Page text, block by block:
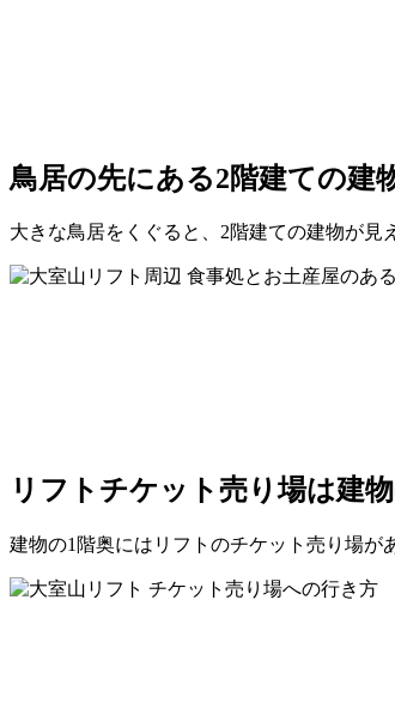
鳥居の先にある2階建ての建
大きな鳥居をくぐると、2階建ての建物が見
リフトチケット売り場は建
建物の1階奥にはリフトのチケット売り場が